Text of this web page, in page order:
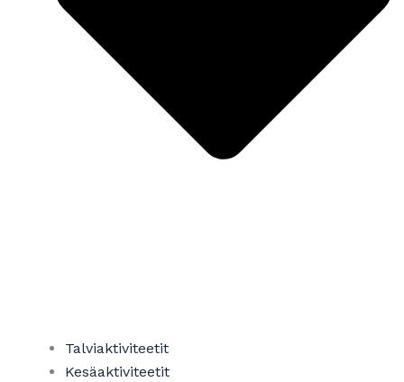
Talviaktiviteetit
Kesäaktiviteetit